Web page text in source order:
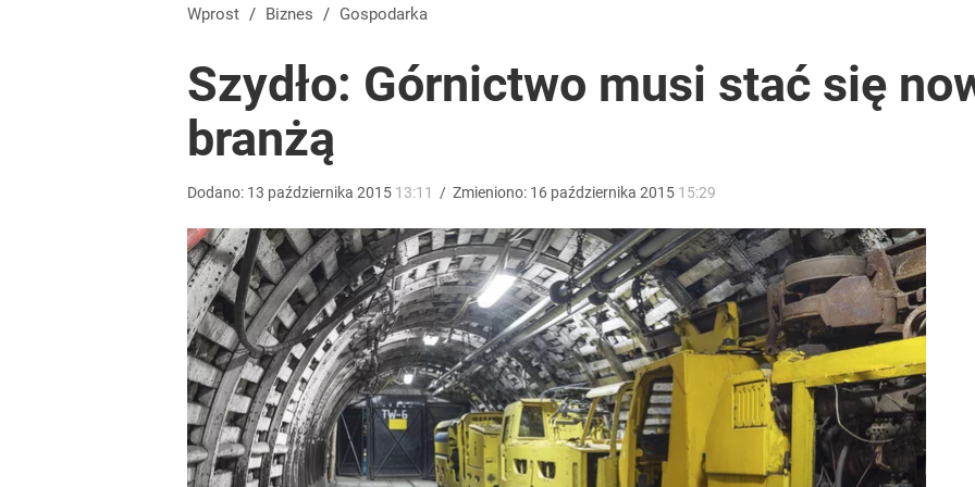
„Nie chodzi o zemstę”. Mocny apel w sprawie ofiar rzezi wołyńskiej
Wystawisz starą kanapę pod śmietnik? Możesz dostać 500 zł mandatu
Na taki komunikat kierowcy czekali od dawna. „Optymistyczne wieści”
Wprost / Biznes / Gospodarka
Szydło: Górnictwo musi stać się
branżą
Dodano: 13 października 2015 13:11 / Zmieniono: 16 października 2015 15:29